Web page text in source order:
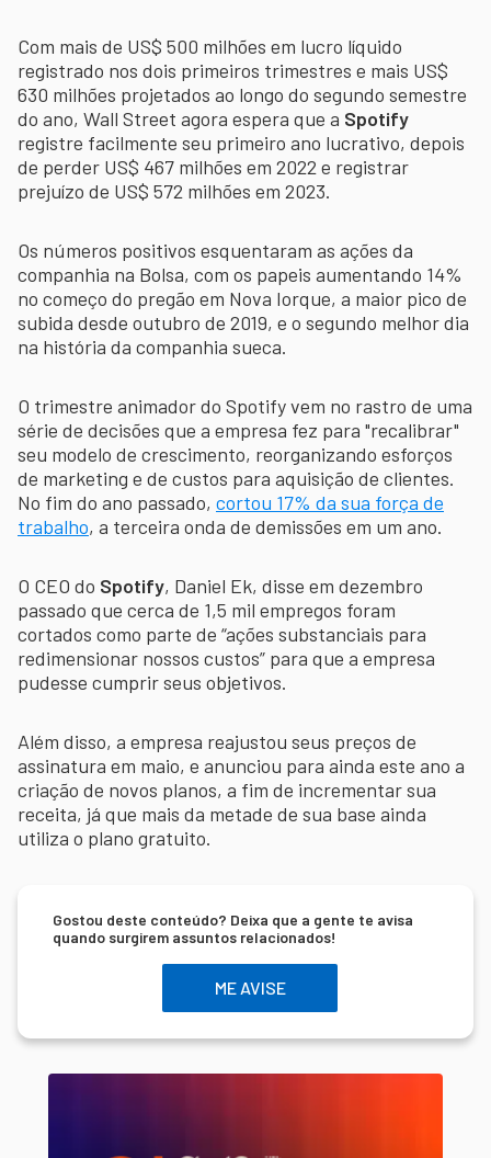
Com mais de US$ 500 milhões em lucro líquido
registrado nos dois primeiros trimestres e mais US$
630 milhões projetados ao longo do segundo semestre
do ano, Wall Street agora espera que a Spotify
registre facilmente seu primeiro ano lucrativo, depois
de perder US$ 467 milhões em 2022 e registrar
prejuízo de US$ 572 milhões em 2023.
Os números positivos esquentaram as ações da
companhia na Bolsa, com os papeis aumentando 14%
no começo do pregão em Nova Iorque, a maior pico de
subida desde outubro de 2019, e o segundo melhor dia
na história da companhia sueca.
O trimestre animador do Spotify vem no rastro de uma
série de decisões que a empresa fez para "recalibrar"
seu modelo de crescimento, reorganizando esforços
de marketing e de custos para aquisição de clientes.
No fim do ano passado, cortou 17% da sua força de
trabalho, a terceira onda de demissões em um ano.
O CEO do Spotify, Daniel Ek, disse em dezembro
passado que cerca de 1,5 mil empregos foram
cortados como parte de “ações substanciais para
redimensionar nossos custos” para que a empresa
pudesse cumprir seus objetivos.
Além disso, a empresa reajustou seus preços de
assinatura em maio, e anunciou para ainda este ano a
criação de novos planos, a fim de incrementar sua
receita, já que mais da metade de sua base ainda
utiliza o plano gratuito.
Gostou deste conteúdo? Deixa que a gente te avisa
quando surgirem assuntos relacionados!
ME AVISE